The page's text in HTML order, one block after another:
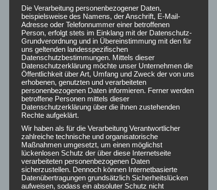
Share this post
Share
on
Facebook
Share
on
X
Share
on
Pinterest
Share
on
LinkedIn
AKTUELLE ARTIKEL
Lasten Taxi Wien
22. Juli 2026
Möbeltransport
8. Juni 2026
Werkstatt Umzug
16. April 2026
Die Verarbeitung personenbezogener Daten,
beispielsweise des Namens, der Anschrift, E-Mail-
Adresse oder Telefonnummer einer betroffenen
Person, erfolgt stets im Einklang mit der Datenschutz-
Grundverordnung und in Übereinstimmung mit den für
uns geltenden landesspezifischen
Datenschutzbestimmungen. Mittels dieser
Datenschutzerklärung möchte unser Unternehmen die
Öffentlichkeit über Art, Umfang und Zweck der von uns
erhobenen, genutzten und verarbeiteten
personenbezogenen Daten informieren. Ferner werden
betroffene Personen mittels dieser
Datenschutzerklärung über die ihnen zustehenden
Rechte aufgeklärt.
Wir haben als für die Verarbeitung Verantwortlicher
zahlreiche technische und organisatorische
Maßnahmen umgesetzt, um einen möglichst
lückenlosen Schutz der über diese Internetseite
verarbeiteten personenbezogenen Daten
sicherzustellen. Dennoch können Internetbasierte
Datenübertragungen grundsätzlich Sicherheitslücken
aufweisen, sodass ein absoluter Schutz nicht